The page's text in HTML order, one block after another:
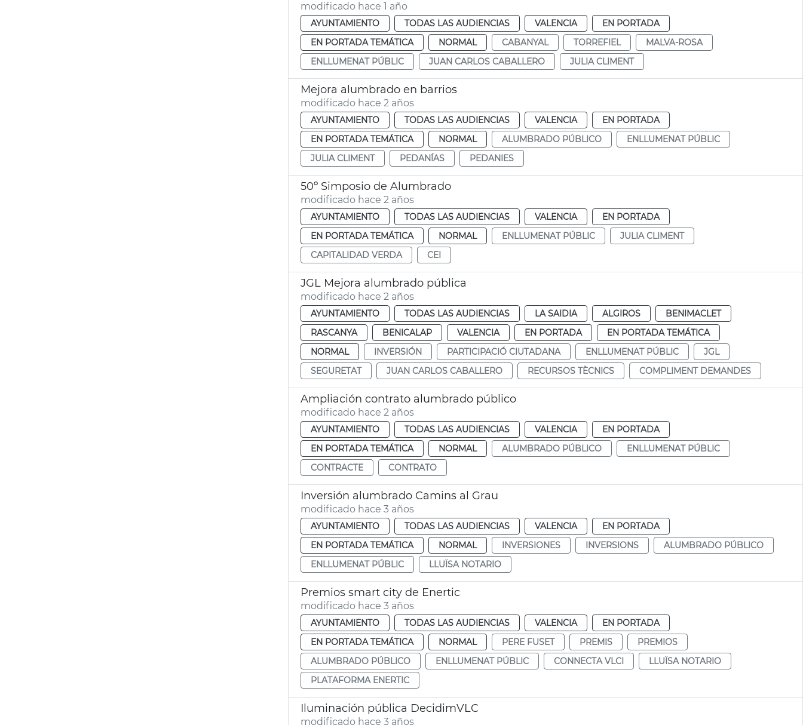
modificado hace 1 año
AYUNTAMIENTO TODAS LAS AUDIENCIAS VALENCIA
EN PORTADA
EN PORTADA TEMÁTICA
NORMAL CABANYAL TORREFIEL
MALVA-ROSA
ENLLUMENAT PÚBLIC
JUAN CARLOS CABALLERO JULIA CLIMENT
Mejora alumbrado en barrios
modificado hace 2 años
AYUNTAMIENTO TODAS LAS AUDIENCIAS VALENCIA
EN PORTADA
EN PORTADA TEMÁTICA
NORMAL ALUMBRADO PÚBLICO
ENLLUMENAT PÚBLIC
JULIA CLIMENT
PEDANÍAS PEDANIES
50º Simposio de Alumbrado
modificado hace 2 años
AYUNTAMIENTO TODAS LAS AUDIENCIAS VALENCIA
EN PORTADA
EN PORTADA TEMÁTICA
NORMAL ENLLUMENAT PÚBLIC
JULIA CLIMENT
CAPITALIDAD VERDA
CEI
JGL Mejora alumbrado pública
modificado hace 2 años
AYUNTAMIENTO TODAS LAS AUDIENCIAS LA SAIDIA ALGIROS
BENIMACLET
RASCANYA
BENICALAP VALENCIA EN PORTADA
EN PORTADA TEMÁTICA
NORMAL
INVERSIÓN PARTICIPACIÓ CIUTADANA ENLLUMENAT PÚBLIC
JGL
SEGURETAT
JUAN CARLOS CABALLERO RECURSOS TÈCNICS COMPLIMENT DEMANDES
Ampliación contrato alumbrado público
modificado hace 2 años
AYUNTAMIENTO TODAS LAS AUDIENCIAS VALENCIA
EN PORTADA
EN PORTADA TEMÁTICA
NORMAL ALUMBRADO PÚBLICO
ENLLUMENAT PÚBLIC
CONTRACTE
CONTRATO
Inversión alumbrado Camins al Grau
modificado hace 3 años
AYUNTAMIENTO TODAS LAS AUDIENCIAS VALENCIA
EN PORTADA
EN PORTADA TEMÁTICA
NORMAL INVERSIONES INVERSIONS
ALUMBRADO PÚBLICO
ENLLUMENAT PÚBLIC
LLUÏSA NOTARIO
Premios smart city de Enertic
modificado hace 3 años
AYUNTAMIENTO TODAS LAS AUDIENCIAS VALENCIA
EN PORTADA
EN PORTADA TEMÁTICA
NORMAL PERE FUSET PREMIS
PREMIOS
ALUMBRADO PÚBLICO
ENLLUMENAT PÚBLIC CONNECTA VLCI
LLUÏSA NOTARIO
PLATAFORMA ENERTIC
Iluminación pública DecidimVLC
modificado hace 3 años